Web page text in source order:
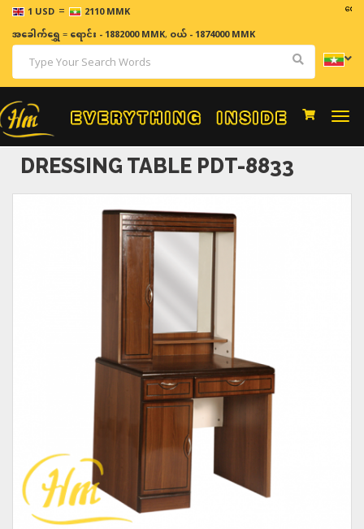
1 USD = 2110 MMK ဈေးနှုန်
အခေါက်ရွှေ=ရောင်း - 1882000 MMK, ဝယ် - 1874000 MMK
DRESSING TABLE PDT-8833